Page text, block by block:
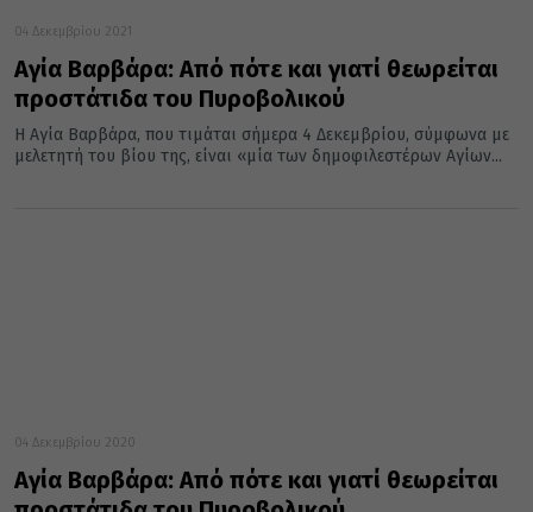
04 Δεκεμβρίου 2021
Αγία Βαρβάρα: Από πότε και γιατί θεωρείται
προστάτιδα του Πυροβολικού
H Αγία Βαρβάρα, που τιμάται σήμερα 4 Δεκεμβρίου, σύμφωνα με
μελετητή του βίου της, είναι «μία των δημοφιλεστέρων Aγίων...
04 Δεκεμβρίου 2020
Αγία Βαρβάρα: Από πότε και γιατί θεωρείται